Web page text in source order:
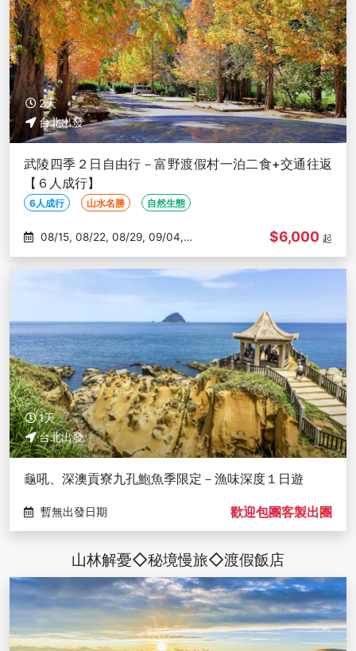
2天
台北出發
武陵四季２日自由行－富野渡假村一泊二食+交通往返
【６人成行】
6人成行 山水名勝 自然生態
09/06
$6,000 起
1天
台北出發
龜吼、深澳貢寮九孔鮑魚季限定－漁味深度１日遊
暫無出發日期 歡迎包團客製出團
山林解憂◇秘境慢旅◇渡假飯店